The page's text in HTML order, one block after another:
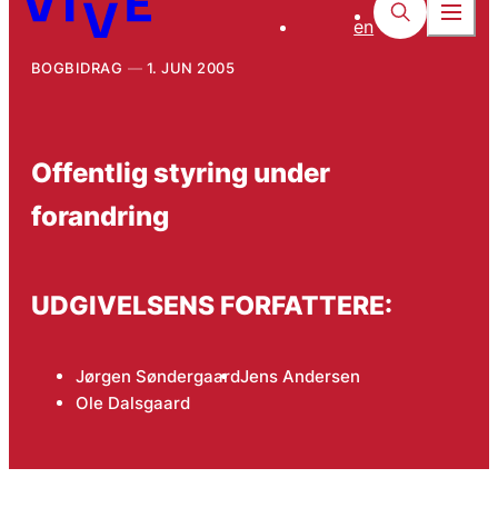
en
BOGBIDRAG 1. JUN 2005
Offentlig styring under
forandring
UDGIVELSENS FORFATTERE:
Jørgen SøndergaardJens Andersen
Ole Dalsgaard